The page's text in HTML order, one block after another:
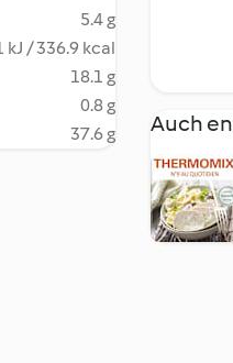
5.4 g
kJ / 336.9 kcal
18.1 g
0.8 g
37.6 g Auch